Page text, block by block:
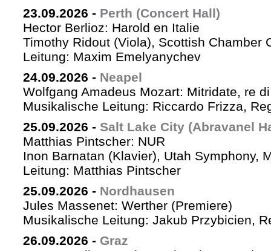
23.09.2026 - Perth (Concert Hall)
Hector Berlioz: Harold en Italie
Timothy Ridout (Viola), Scottish Chamber
Leitung: Maxim Emelyanychev
24.09.2026 - Neapel
Wolfgang Amadeus Mozart: Mitridate, re
Musikalische Leitung: Riccardo Frizza,
25.09.2026 - Salt Lake City (Abravanel
Matthias Pintscher: NUR
Inon Barnatan (Klavier), Utah Symphony,
Leitung: Matthias Pintscher
25.09.2026 - Nordhausen
Jules Massenet: Werther (Premiere)
Musikalische Leitung: Jakub Przybicien,
26.09.2026 - Graz